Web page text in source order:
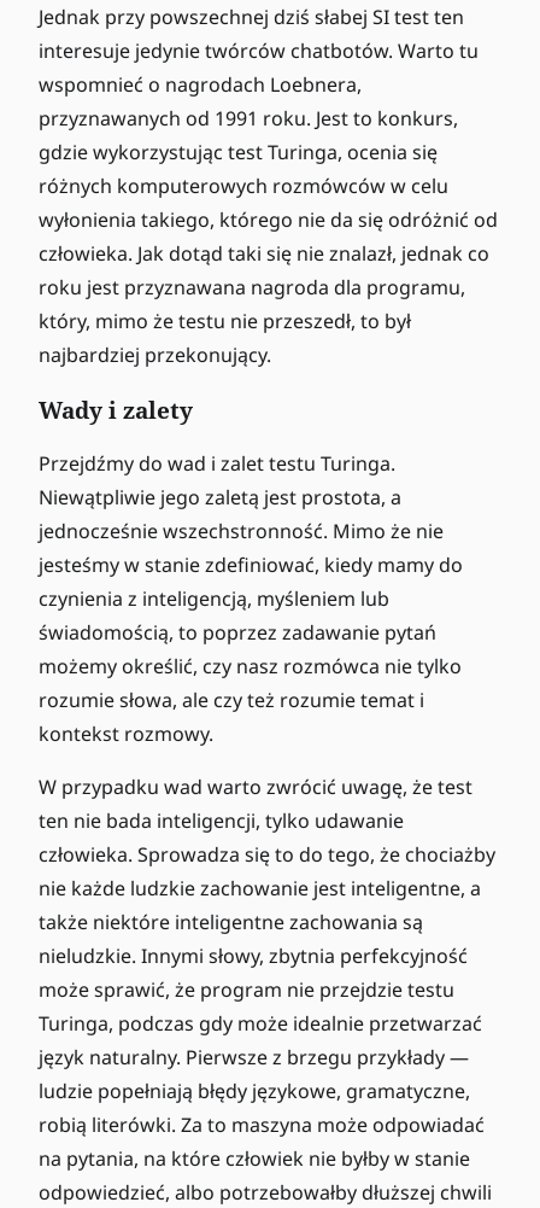
Jednak przy powszechnej dziś słabej SI test ten
interesuje jedynie twórców chatbotów. Warto tu
wspomnieć o nagrodach Loebnera,
przyznawanych od 1991 roku. Jest to konkurs,
gdzie wykorzystując test Turinga, ocenia się
różnych komputerowych rozmówców w celu
wyłonienia takiego, którego nie da się odróżnić od
człowieka. Jak dotąd taki się nie znalazł, jednak co
roku jest przyznawana nagroda dla programu,
który, mimo że testu nie przeszedł, to był
najbardziej przekonujący.
Wady i zalety
Przejdźmy do wad i zalet testu Turinga.
Niewątpliwie jego zaletą jest prostota, a
jednocześnie wszechstronność. Mimo że nie
jesteśmy w stanie zdefiniować, kiedy mamy do
czynienia z inteligencją, myśleniem lub
świadomością, to poprzez zadawanie pytań
możemy określić, czy nasz rozmówca nie tylko
rozumie słowa, ale czy też rozumie temat i
kontekst rozmowy.
W przypadku wad warto zwrócić uwagę, że test
ten nie bada inteligencji, tylko udawanie
człowieka. Sprowadza się to do tego, że chociażby
nie każde ludzkie zachowanie jest inteligentne, a
także niektóre inteligentne zachowania są
nieludzkie. Innymi słowy, zbytnia perfekcyjność
może sprawić, że program nie przejdzie testu
Turinga, podczas gdy może idealnie przetwarzać
język naturalny. Pierwsze z brzegu przykłady —
ludzie popełniają błędy językowe, gramatyczne,
robią literówki. Za to maszyna może odpowiadać
na pytania, na które człowiek nie byłby w stanie
odpowiedzieć, albo potrzebowałby dłuższej chwili